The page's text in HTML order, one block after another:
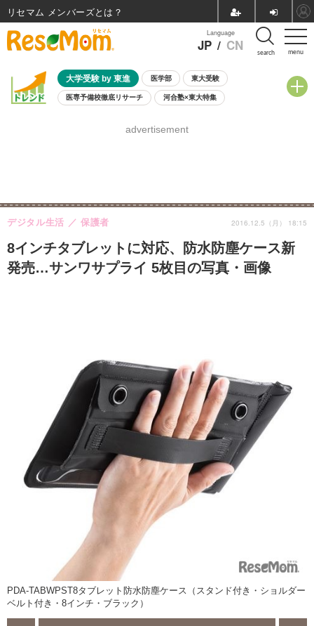
menu
Language
JP / CN search
大学受験 by 東進 医学部 東大受験
医専予備校徹底リサーチ 河合塾×東大特集
8月開催学校説明会・相談会
advertisement
8インチタブレットに対応、防水防塵ケース新
発売…サンワサプライ 5枚目の写真・画像
デジタル生活 保護者 2016.12.5（月） 18:15
PDA-TABWPST8タブレット防水防塵ケース（スタンド付き・ショルダー
ベルト付き・8インチ・ブラック）
リセマム メンバーズ